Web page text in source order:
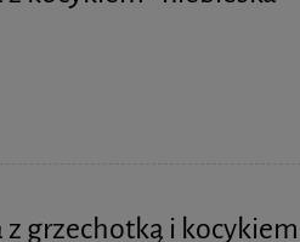
grzechotką i kocykiem